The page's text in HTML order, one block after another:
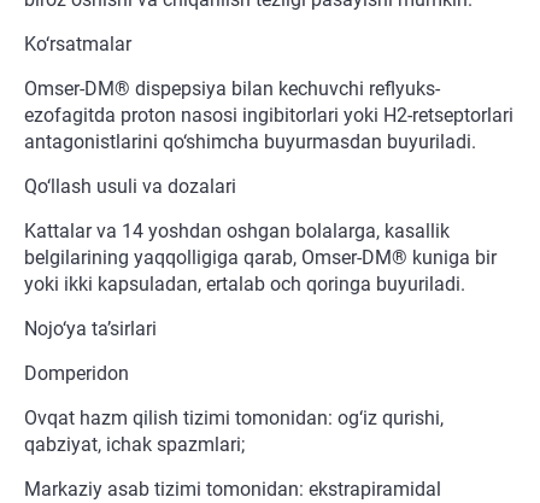
Ko‘rsatmalar
Omser-DM® dispepsiya bilan kechuvchi reflyuks-
ezofagitda proton nasosi ingibitorlari yoki H2-retseptorlari
antagonistlarini qo‘shimcha buyurmasdan buyuriladi.
Qo‘llash usuli va dozalari
Kattalar va 14 yoshdan oshgan bolalarga, kasallik
belgilarining yaqqolligiga qarab, Omser-DM® kuniga bir
yoki ikki kapsuladan, ertalab och qoringa buyuriladi.
Nojo‘ya ta’sirlari
Domperidon
Ovqat hazm qilish tizimi tomonidan: og‘iz qurishi,
qabziyat, ichak spazmlari;
Markaziy asab tizimi tomonidan: ekstrapiramidal